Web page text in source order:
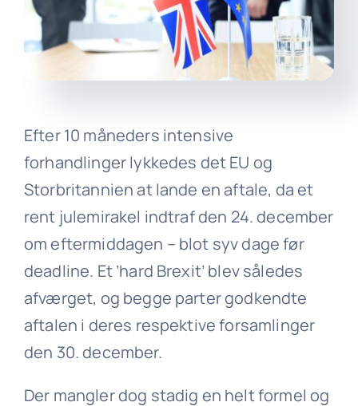
Efter 10 måneders intensive
forhandlinger lykkedes det EU og
Storbritannien at lande en aftale, da et
rent julemirakel indtraf den 24. december
om eftermiddagen – blot syv dage før
deadline. Et ’hard Brexit’ blev således
afværget, og begge parter godkendte
aftalen i deres respektive forsamlinger
den 30. december.
Der mangler dog stadig en helt formel og